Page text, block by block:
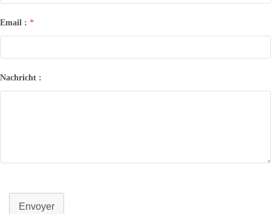
Email : *
Nachricht :
Envoyer